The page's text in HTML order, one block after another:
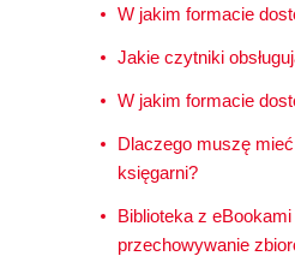
W jakim formacie
Jakie czytniki
W jakim formacie
Dlaczego muszę
księgarni?
Biblioteka z
przechowywanie